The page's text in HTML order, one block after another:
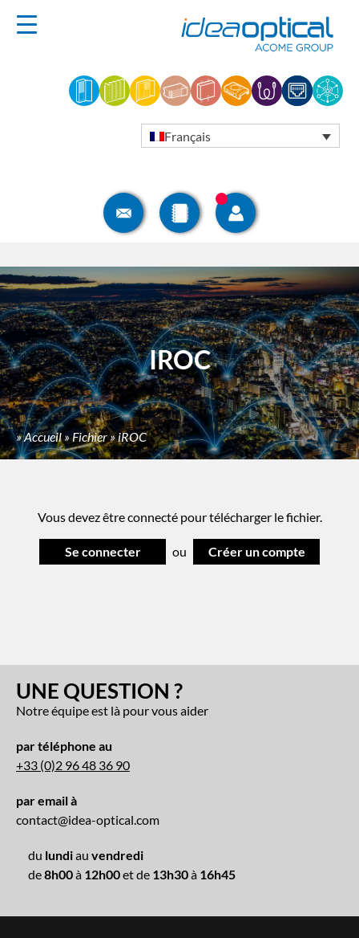
Français
IROC
»Accueil»Fichier»iROC
Vous devez être connecté pour télécharger le fichier.
Se connecter ou Créer un compte
UNE QUESTION ?
Notre équipe est là pour vous aider
par téléphone au
+33 (0)2 96 48 36 90
par email à
contact@idea-optical.com
du lundiau vendredi
de8h00à 12h00et de 13h30à 16h45